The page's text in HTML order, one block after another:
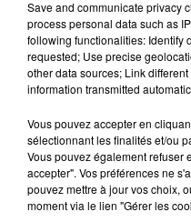
RETROUVEZ TOUTE
RECEVEZ LES
EN
Save and communicate privacy
process personal data such as
following functionalities: Identify
requested; Use precise
other data sources; Link
information transmitted
Vous pouvez accepter en
sélectionnant les finalités et/ou
Vous pouvez également refuser
accepter". Vos préférences ne
pouvez mettre à jour vos choix,
moment via le lien "Gérer les